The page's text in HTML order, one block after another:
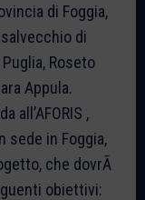
di Foggia,
di
Roseto
Appula.
all’AFORIS ,
sede in Foggia,
che dovrÃ
obiettivi: